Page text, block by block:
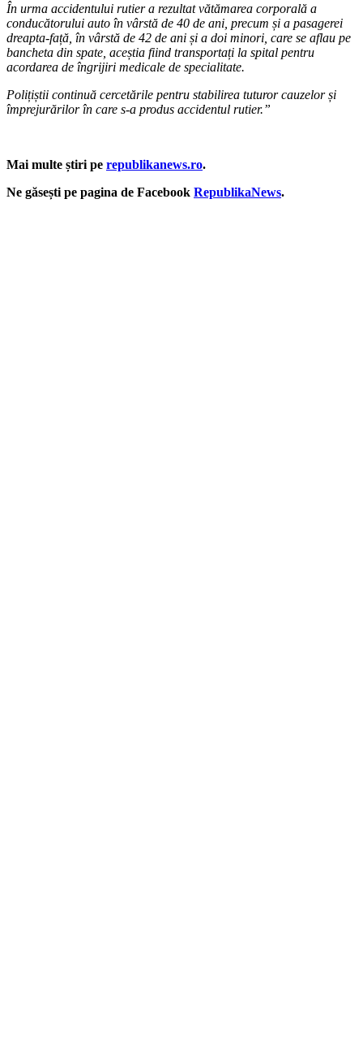
În urma accidentului rutier a rezultat vătămarea corporală a
conducătorului auto în vârstă de 40 de ani, precum și a pasagerei
dreapta-față, în vârstă de 42 de ani și a doi minori, care se aflau pe
bancheta din spate, aceștia fiind transportați la spital pentru
acordarea de îngrijiri medicale de specialitate.
Polițiștii continuă cercetările pentru stabilirea tuturor cauzelor și
împrejurărilor în care s-a produs accidentul rutier.”
Mai multe știri pe republikanews.ro.
Ne găsești pe pagina de Facebook RepublikaNews.